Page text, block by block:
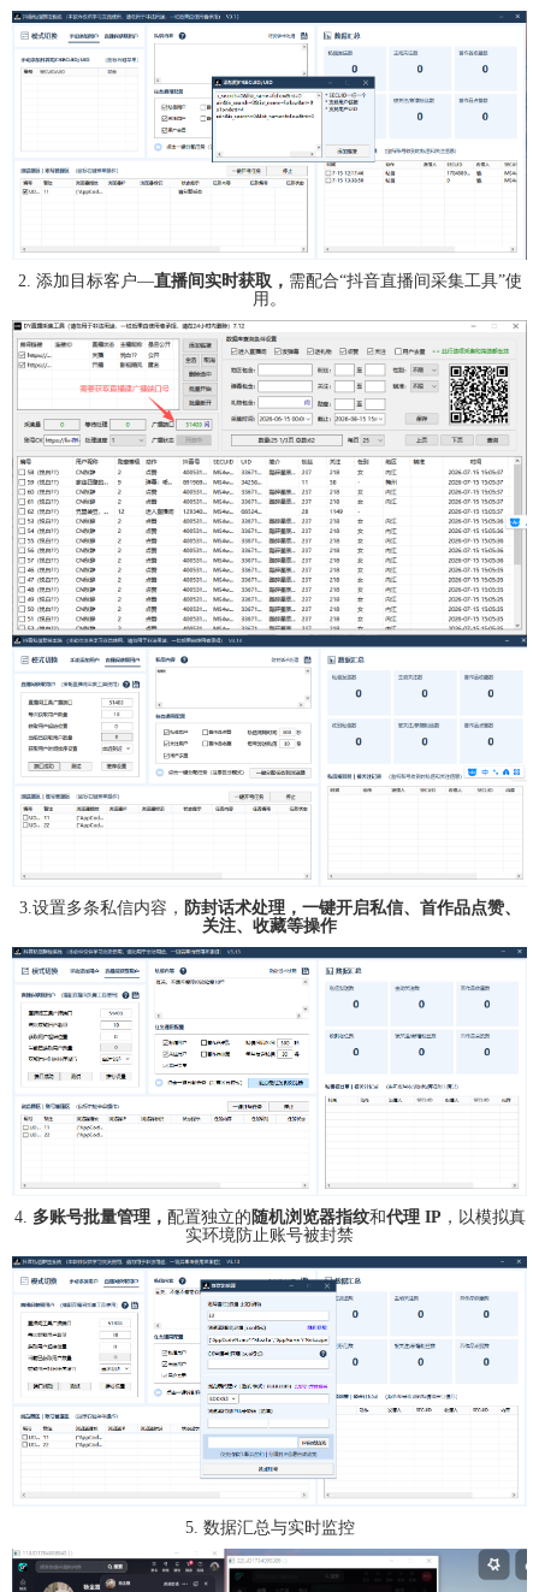
2. 添加目标客户—直播间实时获取， 需配合“抖音直播间采集工具”使
用。
3.设置多条私信内容， 防封话术处理，一键开启私信、首作品点赞、
关注、收藏等操作
4. 多账号批量管理， 配置独立的随机浏览器指纹和代理 IP ，以模拟真
实环境防止账号被封禁
5. 数据汇总与实时监控